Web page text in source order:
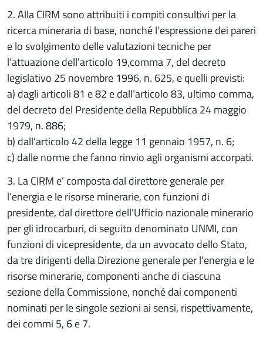
2. Alla CIRM sono attribuiti i compiti consultivi per la
ricerca mineraria di base, nonché l’espressione dei pareri
e lo svolgimento delle valutazioni tecniche per
l’attuazione dell’articolo 19,comma 7, del decreto
legislativo 25 novembre 1996, n. 625, e quelli previsti:
a) dagli articoli 81 e 82 e dall’articolo 83, ultimo comma,
del decreto del Presidente della Repubblica 24 maggio
1979, n. 886;
b) dall’articolo 42 della legge 11 gennaio 1957, n. 6;
c) dalle norme che fanno rinvio agli organismi accorpati.
3. La CIRM e’ composta dal direttore generale per
l’energia e le risorse minerarie, con funzioni di
presidente, dal direttore dell’Ufficio nazionale minerario
per gli idrocarburi, di seguito denominato UNMI, con
funzioni di vicepresidente, da un avvocato dello Stato,
da tre dirigenti della Direzione generale per l’energia e le
risorse minerarie, componenti anche di ciascuna
sezione della Commissione, nonché dai componenti
nominati per le singole sezioni ai sensi, rispettivamente,
dei commi 5, 6 e 7.